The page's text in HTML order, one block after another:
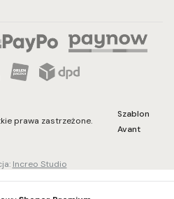
prawa zastrzeżone.
Szablon
Avant
Increo Studio